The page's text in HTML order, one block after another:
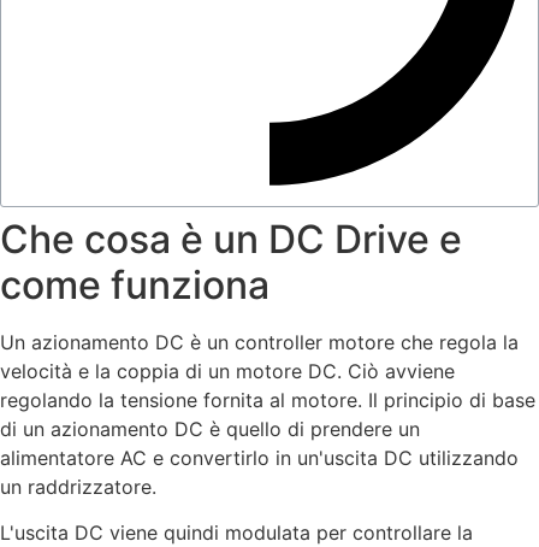
Che cosa è un DC Drive e
come funziona
Un azionamento DC è un controller motore che regola la
velocità e la coppia di un motore DC. Ciò avviene
regolando la tensione fornita al motore. Il principio di base
di un azionamento DC è quello di prendere un
alimentatore AC e convertirlo in un'uscita DC utilizzando
un raddrizzatore.
L'uscita DC viene quindi modulata per controllare la